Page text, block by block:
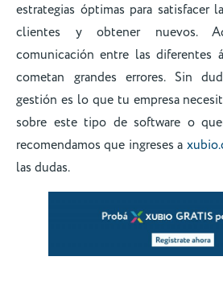
estrategias óptimas para satisfacer
clientes y obtener nuevos.
comunicación entre las diferentes
cometan grandes errores. Sin
gestión es lo que tu empresa
sobre este tipo de software o
recomendamos que ingreses a
las dudas.